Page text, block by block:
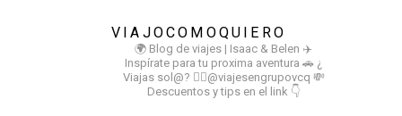
VIAJOCOMOQUIERO
🌍 Blog de viajes | Isaac & Belen ✈️
Inspírate para tu proxima aventura 🚗 ¿
Viajas sol@? 👉🏻@viajesengrupovcq 💸
Descuentos y tips en el link 👇